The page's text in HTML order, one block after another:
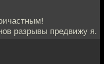
разрывы предвижу я.